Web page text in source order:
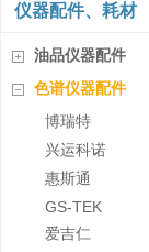
仪器配件、耗材
油品仪器配件
色谱仪器配件
博瑞特
兴运科诺
惠斯通
GS-TEK
爱吉仁